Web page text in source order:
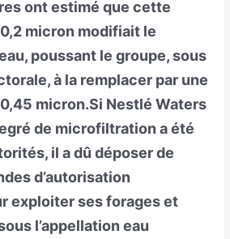
ont estimé que cette
micron modifiait le
poussant le groupe, sous
à la remplacer par une
micron.Si Nestlé Waters
de microfiltration a été
il a dû déposer de
d’autorisation
exploiter ses forages et
l’appellation eau